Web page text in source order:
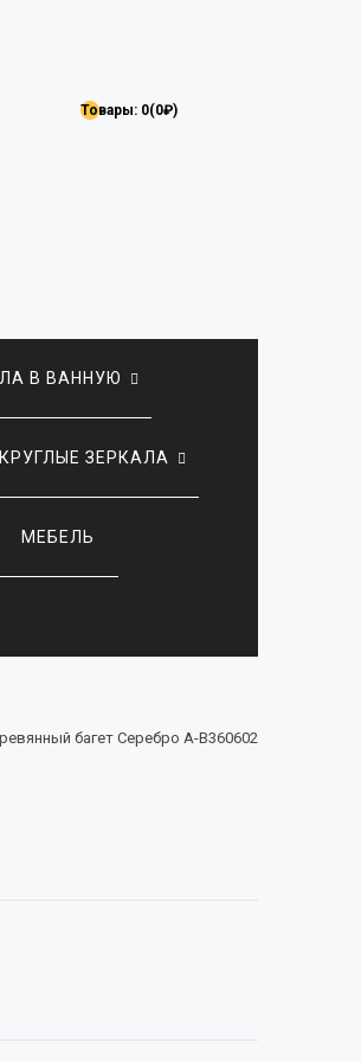
Товары: 0(0₽)
В ВАННУЮ
КРУГЛЫЕ ЗЕРКАЛА
МЕБЕЛЬ
багет Серебро А-В360602